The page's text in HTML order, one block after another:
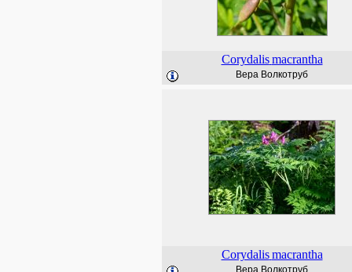
Corydalis macrantha
Вера Волкотруб
Corydalis macrantha
Вера Волкотруб